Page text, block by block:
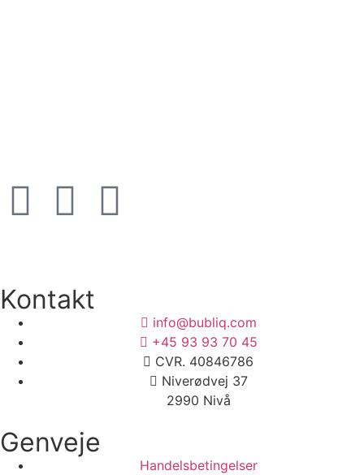
Kontakt
info@bubliq.com
+45 93 93 70 45
CVR. 40846786
Niverødvej 37
2990 Nivå
Genveje
Handelsbetingelser